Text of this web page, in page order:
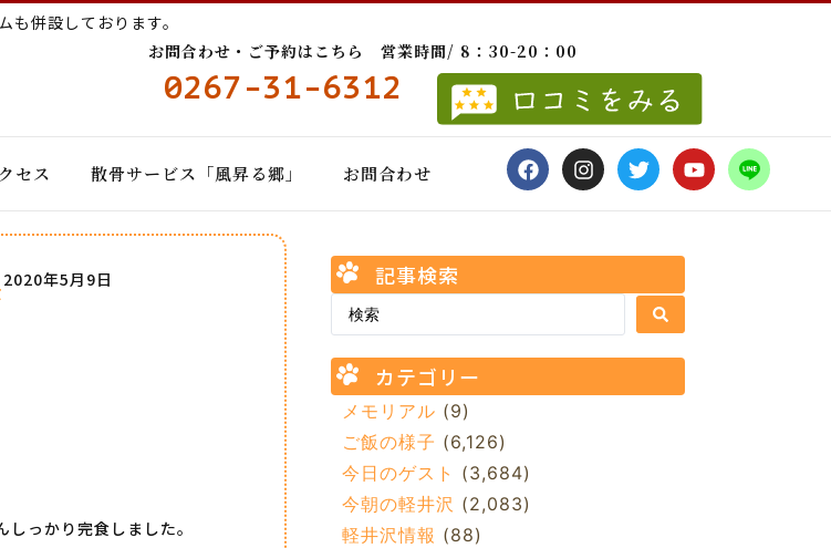
も併設しております。
お問合わせ・ご予約はこちら 営業時間/ 8：30-20：00
0267-31-6312
セス 散骨サービス「風昇る郷」 お問合わせ
2020年5月9日
っかり完食しました。
記事検索
カテゴリー
メモリアル (9)
ご飯の様子 (6,126)
今日のゲスト (3,684)
今朝の軽井沢 (2,083)
軽井沢情報 (88)